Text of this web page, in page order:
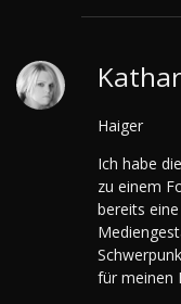
Haiger
Ich habe
zu einem
bereits
für meinen